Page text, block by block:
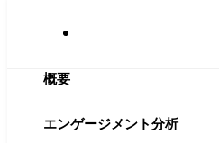
概要
エンゲージメント分析